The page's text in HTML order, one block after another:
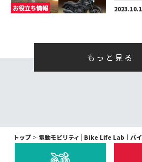
お役立ち情報
もっと見る
トップ 電動モビリティ | Bike Life Lab｜バ